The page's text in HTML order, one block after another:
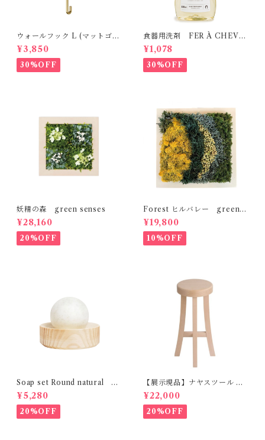
ウォールフック L (マットゴー
ルド） MOEBE
¥3,850
30%OFF
食器用洗剤 FER À CHEVA
L
¥1,078
30%OFF
妖精の森 green senses
¥28,160
20%OFF
Forest ヒルバレー green s
enses
¥19,800
10%OFF
Soap set Round natural H
ETKINEN
¥5,280
20%OFF
【展示現品】ナヤスツール M
GREENHOLT
¥22,000
20%OFF